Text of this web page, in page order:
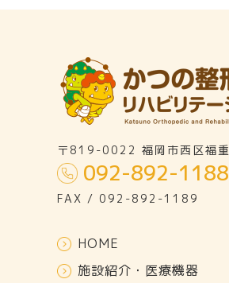
〒819-0022 福岡市西区福
092-892-1188
FAX / 092-892-1189
HOME
施設紹介・医療機器